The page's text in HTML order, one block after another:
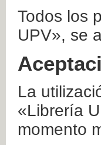
Todos los
UPV», se
La
«Librería
momento